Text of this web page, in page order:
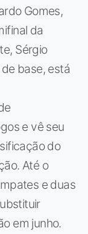
Gomes,
da
Sérgio
base, está
e vê seu
do
Até o
e duas
em junho.